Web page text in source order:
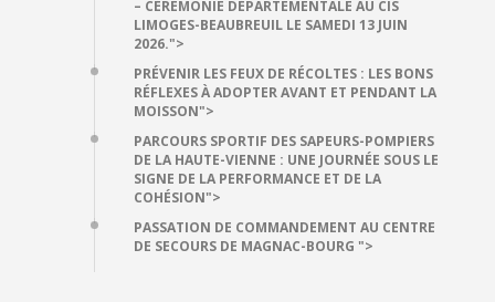
– CÉRÉMONIE DÉPARTEMENTALE AU CIS
LIMOGES-BEAUBREUIL LE SAMEDI 13 JUIN
2026.">
PRÉVENIR LES FEUX DE RÉCOLTES : LES BONS
RÉFLEXES À ADOPTER AVANT ET PENDANT LA
MOISSON">
PARCOURS SPORTIF DES SAPEURS-POMPIERS
DE LA HAUTE-VIENNE : UNE JOURNÉE SOUS LE
SIGNE DE LA PERFORMANCE ET DE LA
COHÉSION">
PASSATION DE COMMANDEMENT AU CENTRE
DE SECOURS DE MAGNAC-BOURG ">